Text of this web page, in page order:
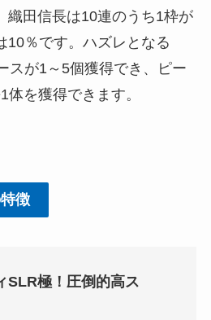
織田信長は10連のうち1枠が
10％です。ハズレとなる
スが1～5個獲得でき、ピー
を獲得できます。
徴
SLR極！圧倒的高ス